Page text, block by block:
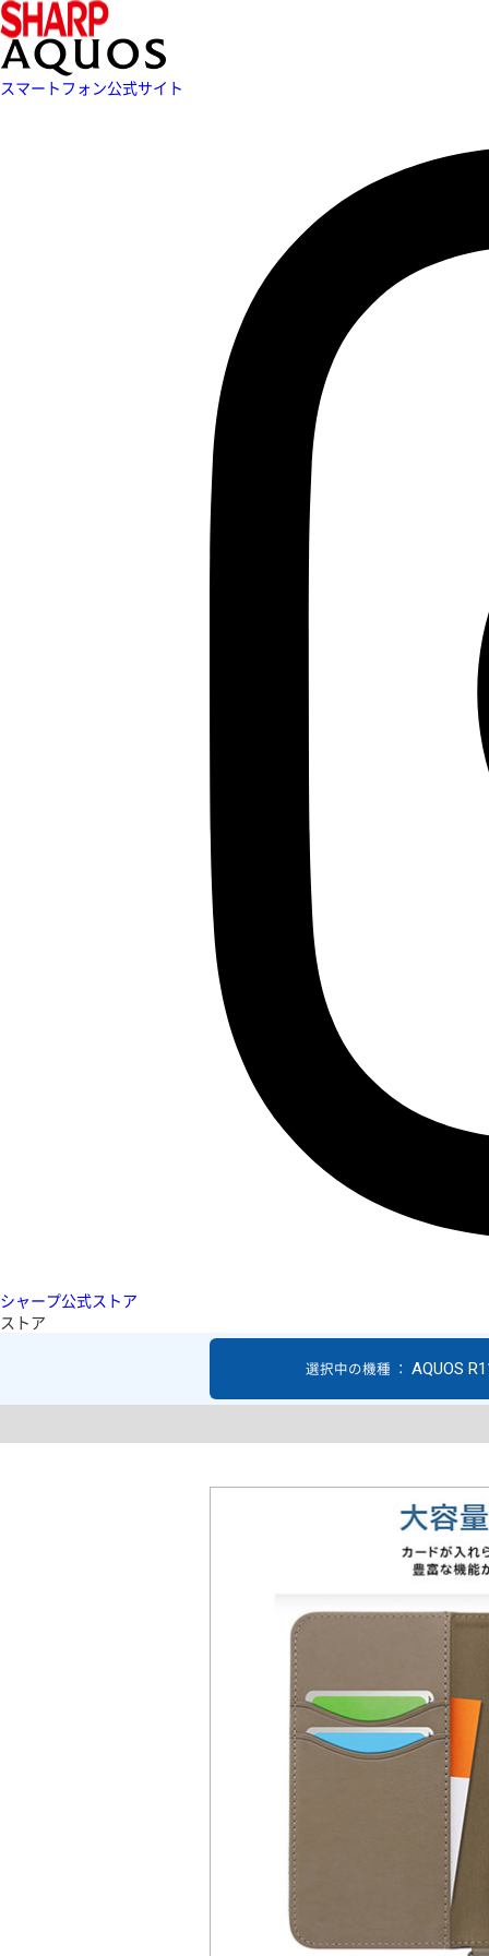
スマートフォン公式サイト
シャープ公式ストア
ストア
選択中の機種 ： AQUOS